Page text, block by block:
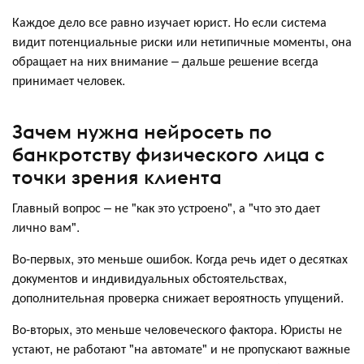
Каждое дело все равно изучает юрист. Но если система
видит потенциальные риски или нетипичные моменты, она
обращает на них внимание – дальше решение всегда
принимает человек.
Зачем нужна нейросеть по
банкротству физического лица с
точки зрения клиента
Главный вопрос – не "как это устроено", а "что это дает
лично вам".
Во-первых, это меньше ошибок. Когда речь идет о десятках
документов и индивидуальных обстоятельствах,
дополнительная проверка снижает вероятность упущений.
Во-вторых, это меньше человеческого фактора. Юристы не
устают, не работают "на автомате" и не пропускают важные